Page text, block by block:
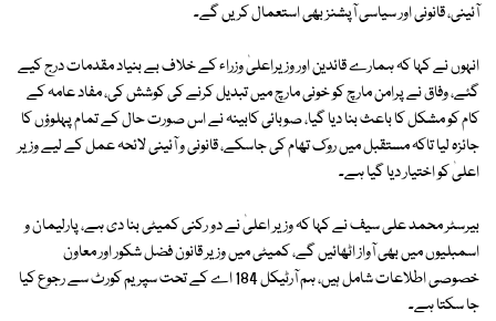
آئینی، قانونی اور سیاسی آپشنز بھی استعمال کریں گے۔
انہوں نے کہا کہ ہمارے قائدین اور وزیراعلیٰ وزراء کے خلاف بے بنیاد مقدمات درج کیے
گئے، وفاق نے پرامن مارچ کو خونی مارچ میں تبدیل کرنے کی کوشش کی، مفاد عامہ کے
کام کو مشکل کا باعث بنا دیا گیا، صوبائی کابینہ نے اس صورت حال کے تمام پہلوؤں کا
جائزہ لیا تاکہ مستقبل میں روک تھام کی جاسکے، قانونی و آئینی لائحہ عمل کے لیے وزیر
اعلیٰ کو اختیار دیا گیا ہے۔
بیرسٹر محمد علی سیف نے کہا کہ وزیر اعلیٰ نے دو رکنی کمیٹی بنا دی ہے، پارلیمان و
اسمبلیوں میں بھی آواز اٹھائیں گے، کمیٹی میں وزیر قانون فضل شکور اور معاون
خصوصی اطلاعات شامل ہیں، ہم آرٹیکل 184 اے کے تحت سپریم کورٹ سے رجوع کیا
جا سکتا ہے۔